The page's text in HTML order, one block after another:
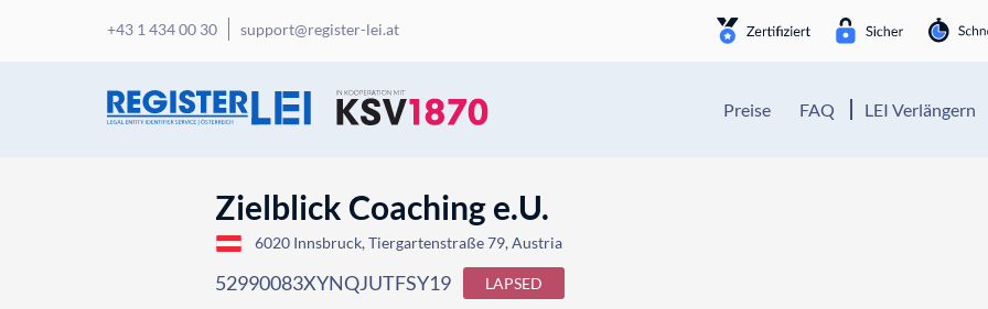
+43 1 434 00 30 support@register-lei.at
Preise FAQ LEI Verlängern
Zielblick Coaching e.U.
6020 Innsbruck, Tiergartenstraße 79, Austria
52990083XYNQJUTFSY19 LAPSED